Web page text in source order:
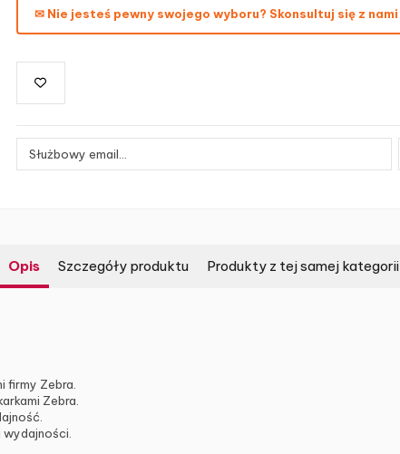
✉ Nie jesteś pewny swojego wyboru? Skonsultuj się z nami
Opis Szczegóły produktu Produkty z tej samej kategorii
firmy Zebra.
Zebra.
wydajności.